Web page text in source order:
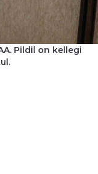
Pildil on kellegi